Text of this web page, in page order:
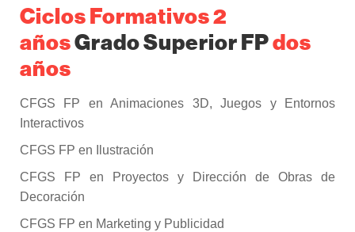
Ciclos Formativos 2
añosGrado Superior FPdos
años
CFGS FP en Animaciones 3D, Juegos y Entornos
Interactivos
CFGS FP en Ilustración
CFGS FP en Proyectos y Dirección de Obras de
Decoración
CFGS FP en Marketing y Publicidad